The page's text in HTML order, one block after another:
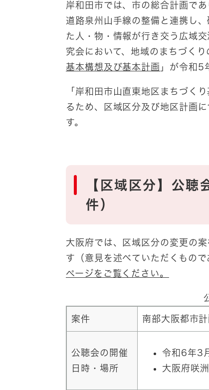
と
岸和田市では、市の総合計画で
道路泉州山手線の整備と連携し
た人・物・情報が行き交う広域
究会において、地域のまちづく
基本構想及び基本計画 」が令和5
「岸和田市山直東地区まちづく
るため、区域区分及び地区計画
す。
【区域区分】公聴
件）
大阪府では、区域区分の変更の
す（意見を述べていただくもの
ページをご覧ください。
案件 南部大阪都市
公聴会の開催
日時・場所
令和6年3
大阪府咲